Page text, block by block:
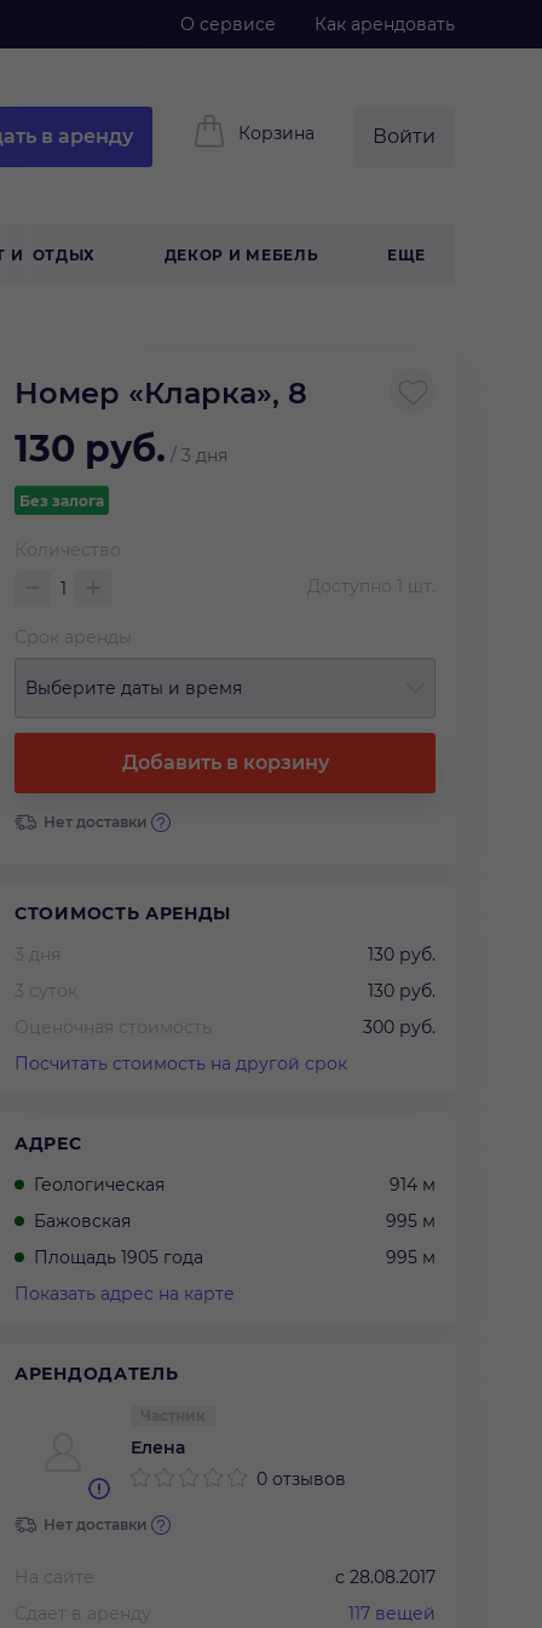
О сервисе Как арендовать
в аренду Корзина Войти
И ОТДЫХ ДЕКОР И МЕБЕЛЬ ЕЩЕ
Номер «Кларка», 8
130 руб. / 3 дня
Без залога
Количество
Доступно 1 шт.
Срок аренды
Выберите даты и время
Добавить в корзину
Нет доставки
СТОИМОСТЬ АРЕНДЫ
3 дня
130 руб.
3 суток
130 руб.
Оценочная стоимость
300 руб.
Посчитать стоимость на другой срок
АДРЕС
Геологическая
914 м
Бажовская
995 м
Площадь 1905 года
995 м
Показать адрес на карте
АРЕНДОДАТЕЛЬ
Елена
0 отзывов
Нет доставки
На сайте с 28.08.2017
Сдает в аренду
117 вещей